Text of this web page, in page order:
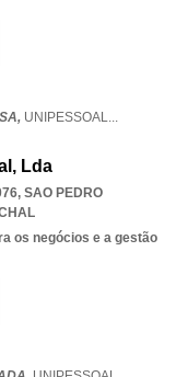
UNIPESSOAL...
Lda
, SAO PEDRO
os negócios e a gestão